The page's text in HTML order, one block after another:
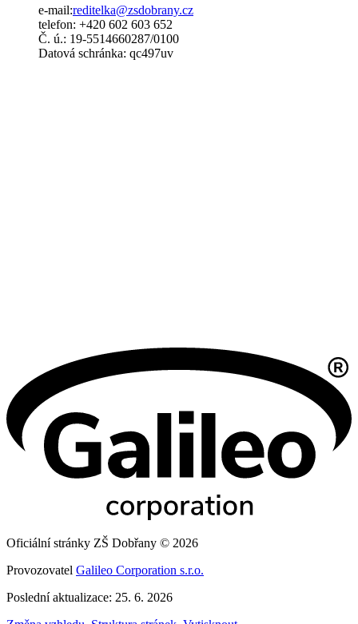
e-mail:reditelka@zsdobrany.cz
telefon: +420 602 603 652
Č. ú.: 19-5514660287/0100
Datová schránka: qc497uv
Oficiální stránky ZŠ Dobřany © 2026
Provozovatel Galileo Corporation s.r.o.
Poslední aktualizace: 25. 6. 2026